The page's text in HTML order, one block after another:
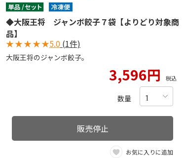
◆大阪王将 ジャンボ餃子７袋【よりどり対象商
品】
★★★★★5.0 (1件)
大阪王将のジャンボ餃子。
3,596円 税込
数量
販売停止
お気に入りに追加